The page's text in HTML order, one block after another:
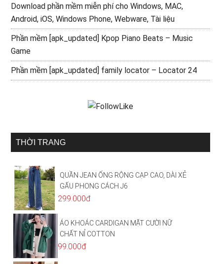
Download phần mềm miễn phí cho Windows, MAC,
Android, iOS, Windows Phone, Webware, Tài liệu
Phần mềm [apk_updated] Kpop Piano Beats – Music
Game
Phần mềm [apk_updated] family locator – Locator 24
THỜI TRANG
QUẦN JEAN ỐNG RỘNG CẠP CAO, DÀI XẺ
GẤU PHONG CÁCH J6
299.000đ
ÁO KHOÁC CARDIGAN MẶT CƯỜI NỮ
CHẤT NỈ COTTON
99.000đ